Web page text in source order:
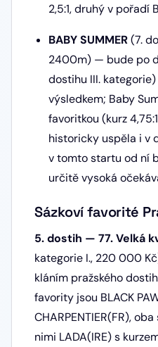
2,5:1, druhý v pořadí
BABY SUMMER(7.
2400m) — bude po
dostihu III.
výsledkem; Baby
favoritkou (kurz
historicky uspěla i v
v tomto startu od ní
určitě vysoká
Sázkoví favorité
5. dostih — 77. Velká
kategorie I., 220 000
kláním pražského
favority jsou BLACK
CHARPENTIER(FR),
nimi LADA(IRE) s